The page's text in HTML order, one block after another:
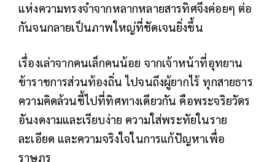
แห่งความทรงจำจากหลากหลายสารทิศจึงค่อยๆ ต่อ
กันจนกลายเป็นภาพใหญ่ที่ชัดเจนยิ่งขึ้น
เรื่องเล่าจากคนเล็กคนน้อย จากเจ้าหน้าที่อุทยาน
ข้าราชการส่วนท้องถิ่น ไปจนถึงผู้ยากไร้ ทุกสายธาร
ความคิดล้วนชี้ไปที่ทิศทางเดียวกัน คือพระจริยวัตร
อันงดงามและเรียบง่าย ความใส่พระทัยในราย
ละเอียด และความจริงใจในการแก้ปัญหาเพื่อ
ราษฎร